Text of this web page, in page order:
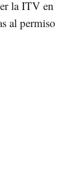
la ITV en
al permiso